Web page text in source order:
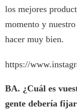
los mejores
momento y
hacer muy bien.
https://
BA. ¿Cuál es
gente debería